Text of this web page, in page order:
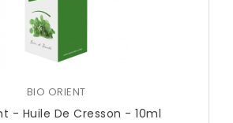
BIO ORIENT
- Huile De Cresson - 10ml